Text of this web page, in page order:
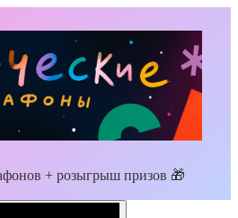
+ розыгрыш призов 🎁